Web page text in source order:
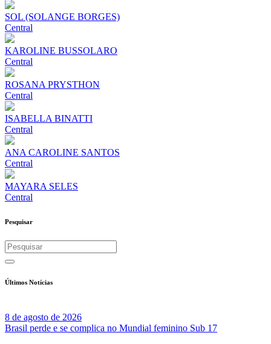
SOL (SOLANGE BORGES)
Central
KAROLINE BUSSOLARO
Central
ROSANA PRYSTHON
Central
ISABELLA BINATTI
Central
ANA CAROLINE SANTOS
Central
MAYARA SELES
Central
Pesquisar
Últimos Notícias
8 de agosto de 2026
Brasil perde e se complica no Mundial feminino Sub 17